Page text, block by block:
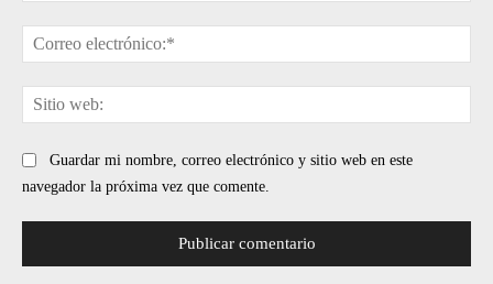
Guardar mi nombre, correo electrónico y sitio web en este
navegador la próxima vez que comente.